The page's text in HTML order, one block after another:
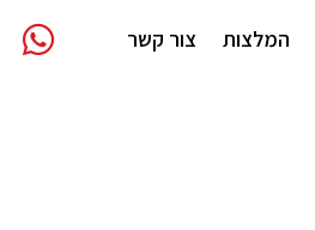
המלצות צור קשר